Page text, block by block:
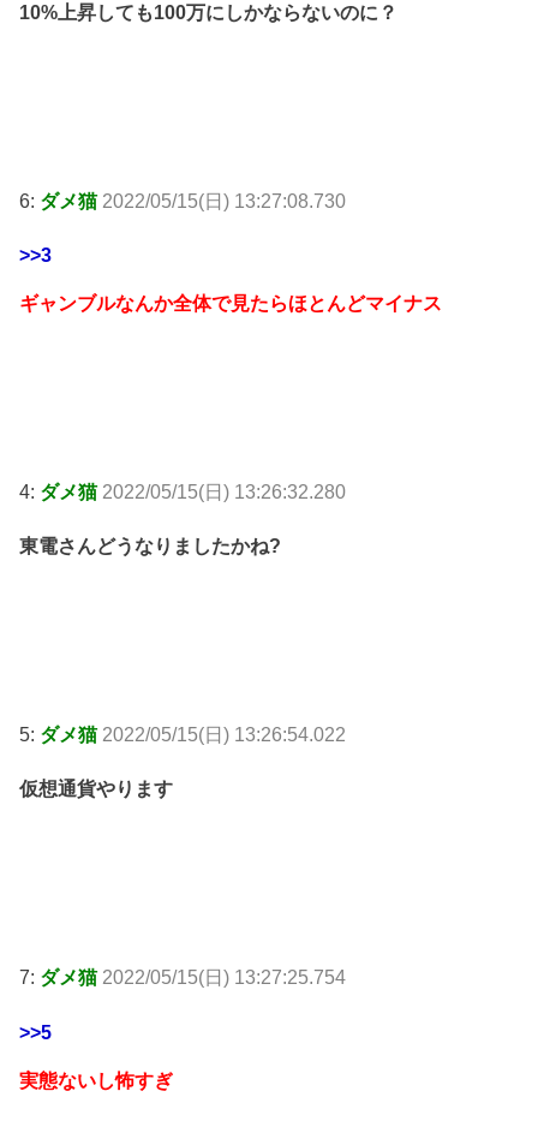
10%上昇しても100万にしかならないのに？
6: ダメ猫 2022/05/15(日) 13:27:08.730
>>3
ギャンブルなんか全体で見たらほとんどマイナス
4: ダメ猫 2022/05/15(日) 13:26:32.280
東電さんどうなりましたかね?
5: ダメ猫 2022/05/15(日) 13:26:54.022
仮想通貨やります
7: ダメ猫 2022/05/15(日) 13:27:25.754
>>5
実態ないし怖すぎ